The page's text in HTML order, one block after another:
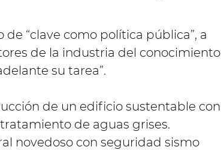
“clave como política pública”, a
de la industria del conocimiento
su tarea”.
de un edificio sustentable con
de aguas grises.
novedoso con seguridad sismo